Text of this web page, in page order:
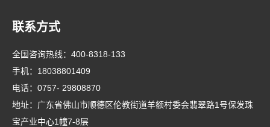
联系方式
全国咨询热线： 400-8318-133
手机： 18038801409
电话： 0757- 29808870
地址：广东省佛山市顺德区伦教街道羊额村委会翡翠路1号保发珠
宝产业中心1幢7-8层